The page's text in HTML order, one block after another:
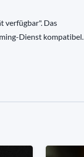
verfügbar". Das
Dienst kompatibel.